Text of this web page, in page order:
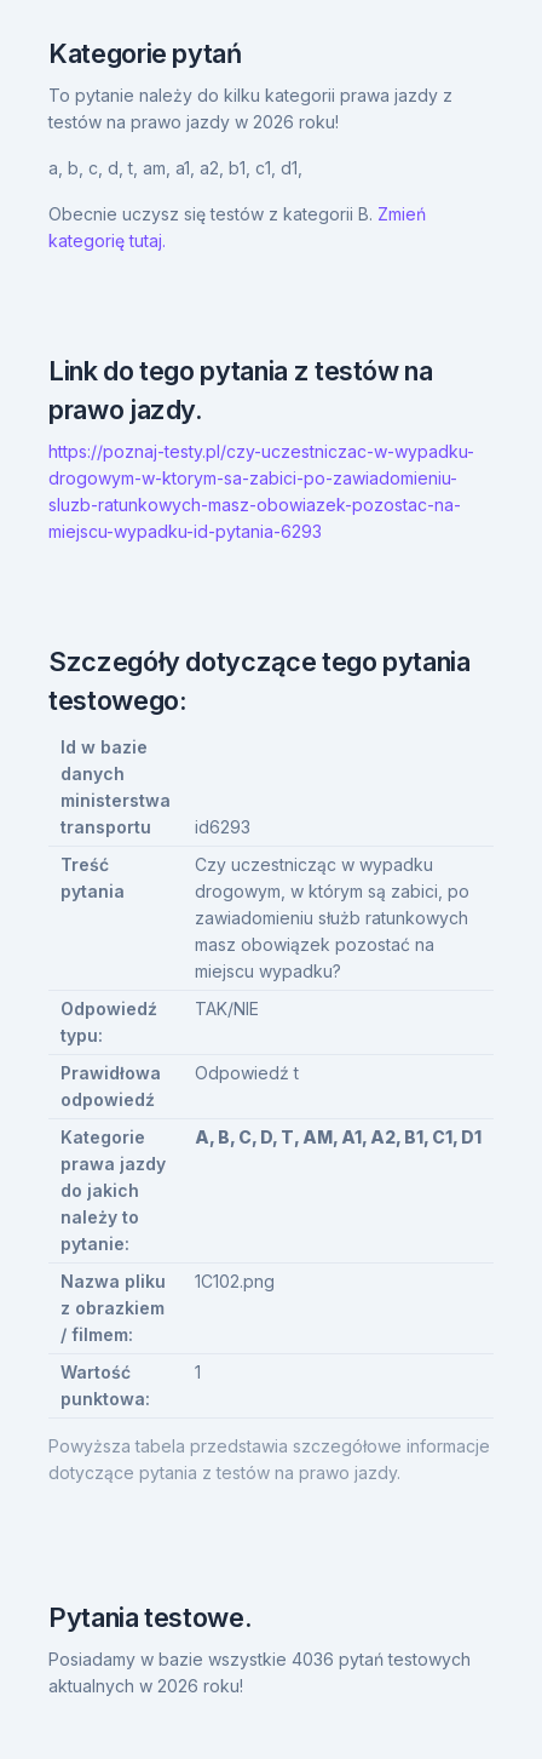
Kategorie pytań
To pytanie należy do kilku kategorii prawa jazdy z
testów na prawo jazdy w 2026 roku!
a, b, c, d,t, am, a1, a2, b1, c1, d1,
Obecnie uczysz się testów z kategorii B. Zmień
kategorię tutaj.
Link do tego pytania z testów na
prawo jazdy.
https://poznaj-testy.pl/czy-uczestniczac-w-wypadku-
drogowym-w-ktorym-sa-zabici-po-zawiadomieniu-
sluzb-ratunkowych-masz-obowiazek-pozostac-na-
miejscu-wypadku-id-pytania-6293
Szczegóły dotyczące tego pytania
testowego:
Powyższa tabela przedstawia szczegółowe informacje
dotyczące pytania z testów na prawo jazdy.
Id w bazie
danych
ministerstwa
transportu
id6293
Treść
pytania
Czy uczestnicząc w wypadku
drogowym, w którym są zabici, po
zawiadomieniu służb ratunkowych
masz obowiązek pozostać na
miejscu wypadku?
Odpowiedź
typu:
TAK/NIE
Prawidłowa
odpowiedź
Odpowiedź t
Kategorie
prawa jazdy
do jakich
należy to
pytanie:
A, B, C, D, T, AM, A1, A2, B1, C1, D1
Nazwa pliku
z obrazkiem
/ filmem:
1C102.png
Wartość
punktowa:
1
Pytania testowe.
Posiadamy w bazie wszystkie 4036 pytań testowych
aktualnych w 2026 roku!